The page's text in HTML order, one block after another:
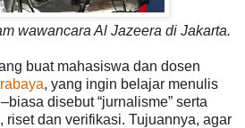
wawancara Al Jazeera di Jakarta.
buat mahasiswa dan dosen
, yang ingin belajar menulis
disebut “jurnalisme” serta
riset dan verifikasi. Tujuannya, agar